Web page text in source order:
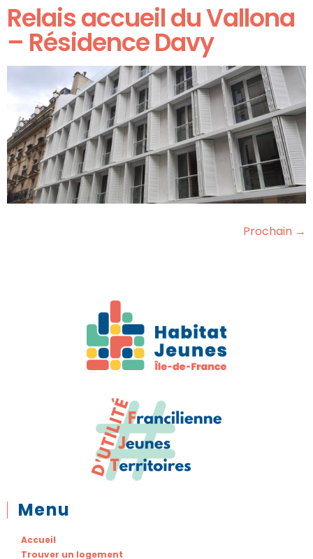
Relais accueil du Vallona
– Résidence Davy
Prochain →
Menu
Accueil
Trouver un logement